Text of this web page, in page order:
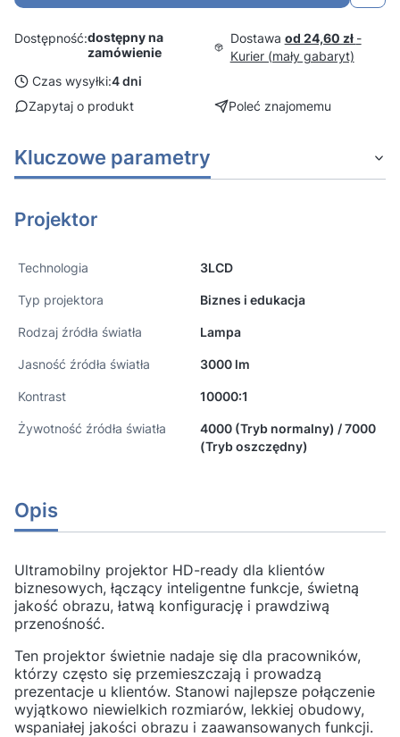
Dostępność:dostępny na
zamówienie
Dostawa od 24,60 zł -
Kurier (mały gabaryt)
Czas wysyłki:4 dni
Zapytaj o produkt
Poleć znajomemu
Kluczowe parametry
Projektor
Technologia 3LCD
Typ projektora Biznes i edukacja
Rodzaj źródła światła Lampa
Jasność źródła światła 3000 lm
Kontrast 10000:1
Żywotność źródła światła
4000 (Tryb normalny) / 7000
(Tryb oszczędny)
Opis
Ultramobilny projektor HD-ready dla klientów
biznesowych, łączący inteligentne funkcje, świetną
jakość obrazu, łatwą konfigurację i prawdziwą
przenośność.
Ten projektor świetnie nadaje się dla pracowników,
którzy często się przemieszczają i prowadzą
prezentacje u klientów. Stanowi najlepsze połączenie
wyjątkowo niewielkich rozmiarów, lekkiej obudowy,
wspaniałej jakości obrazu i zaawansowanych funkcji.